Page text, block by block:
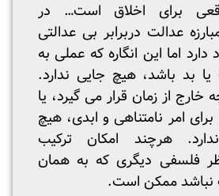
برای اخلاق است… در
عدالت دربرابر بی عدالتی
اما این انگاره که عملی به
بد باشد، هیچ جایی ندارد.
خارج از زمان قرار می گیرد، یا
امر نامتناهی و ابدی، هیچ
هرچند امکان ترکیب
فلسفی دیگری که به همان
نباشد ممکن است.